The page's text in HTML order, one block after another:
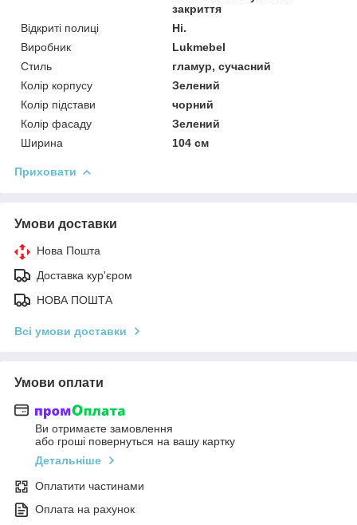
закриття
Відкриті полиці
Ні.
Виробник
Lukmebel
Стиль
гламур, сучасний
Колір корпусу
Зелений
Колір підстави
чорний
Колір фасаду
Зелений
Ширина
104 см
Приховати
Умови доставки
Нова Пошта
Доставка кур'єром
НОВА ПОШТА
Всі умови доставки
Умови оплати
Ви отримаєте замовлення
або гроші повернуться на вашу картку
Детальніше
Оплатити частинами
Оплата на рахунок